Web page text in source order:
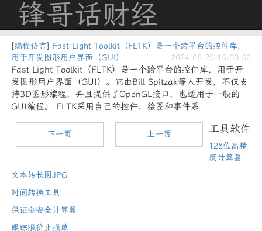
锋哥话财经
[编程语言] Fast Light Toolkit（FLTK）是一个跨平台的控件库，
用于开发图形用户界面（GUI）
2024-05-25 15:50:50
Fast Light Toolkit（FLTK）是一个跨平台的控件库，用于开
发图形用户界面（GUI）。它由Bill Spitzak等人开发，不仅支
持3D图形编程，并且提供了OpenGL接口，也适用于一般的
GUI编程。 FLTK采用自己的控件、绘图和事件系
下一页 上一页 工具软件
128位高精
度计算器
文本转长图JPG
时间转换工具
保证金安全计算器
跟踪限价止损单